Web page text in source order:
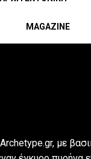
MAGAZINE
με